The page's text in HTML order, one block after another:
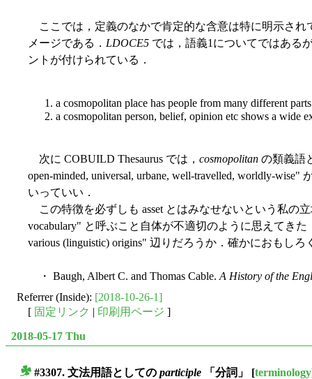
ここでは，定義のなかで肯定的な含意は特に明示され
メージである． LDOCE5 では，語義1についてではある
ントが付けられている．
1. a cosmopolitan place has people from many different
2. a cosmopolitan person, belief, opinion etc shows a wide
次に COBUILD Thesaurus では， cosmopolitan の類義語
open-minded, universal, urbane, well-travelled, worldly-
いっていい．
この特徴を必ずしも asset とはみなせないという私の
vocabulary" と呼ぶこと自体が不適切のように思えてき
various (linguistic) origins" 辺りだろうか．確かにおもし
・ Baugh, Albert C. and Thomas Cable. A History of the
Referrer (Inside): [2018-10-26-1]
[ 固定リンク | 印刷用ページ ]
2018-05-17 Thu
#3307. 文法用語としての participle 「分詞」 [terminology